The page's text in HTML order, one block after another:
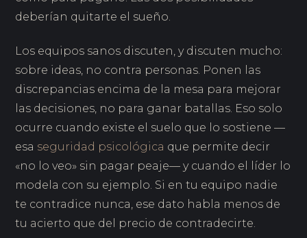
deberían quitarte el sueño.
Los equipos sanos discuten, y discuten mucho:
sobre ideas, no contra personas. Ponen las
discrepancias encima de la mesa para mejorar
las decisiones, no para ganar batallas. Eso solo
ocurre cuando existe el suelo que lo sostiene —
esa seguridad psicológica que permite decir
«no lo veo» sin pagar peaje— y cuando el líder lo
modela con su ejemplo. Si en tu equipo nadie
te contradice nunca, ese dato habla menos de
tu acierto que del precio de contradecirte.